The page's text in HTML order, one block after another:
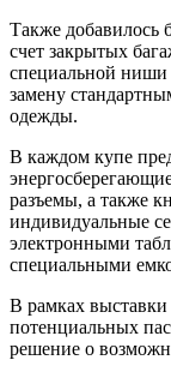
Также добавилось
счет закрытых
специальной ниши
замену
одежды.
В каждом купе
разъемы, а также
индивидуальные
электронными
специальными
В рамках
потенциальных
решение о